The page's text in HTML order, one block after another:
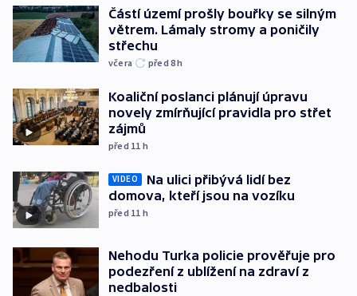
Částí území prošly bouřky se silným
větrem. Lámaly stromy a poničily
střechu
včera před 8h
Koaliční poslanci plánují úpravu
novely zmírňující pravidla pro střet
zájmů
před 11 h
VIDEO
Na ulici přibývá lidí bez
domova, kteří jsou na vozíku
před 11 h
Nehodu Turka policie prověřuje pro
podezření z ublížení na zdraví z
nedbalosti